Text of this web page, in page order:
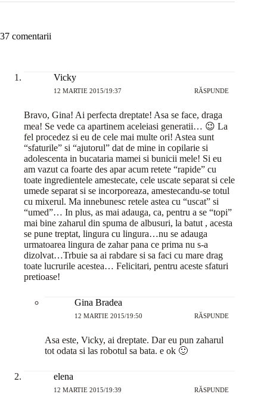
37 comentarii
Vicky
12 MARTIE 2015/19:37 RĂSPUNDE
Bravo, Gina! Ai perfecta dreptate! Asa se face, draga
mea! Se vede ca apartinem aceleiasi generatii… 😉 La
fel procedez si eu de cele mai multe ori! Astea sunt
“sfaturile” si “ajutorul” dat de mine in copilarie si
adolescenta in bucataria mamei si bunicii mele! Si eu
am vazut ca foarte des apar acum retete “rapide” cu
toate ingredientele amestecate, cele uscate separat si cele
umede separat si se incorporeaza, amestecandu-se totul
cu mixerul. Ma innebunesc retele astea cu “uscat” si
“umed”… In plus, as mai adauga, ca, pentru a se “topi”
mai bine zaharul din spuma de albusuri, la batut , acesta
se pune treptat, lingura cu lingura…nu se adauga
urmatoarea lingura de zahar pana ce prima nu s-a
dizolvat…Trbuie sa ai rabdare si sa faci cu mare drag
toate lucrurile acestea… Felicitari, pentru aceste sfaturi
pretioase!
Gina Bradea
12 MARTIE 2015/19:50 RĂSPUNDE
Asa este, Vicky, ai dreptate. Dar eu pun zaharul
tot odata si las robotul sa bata. e ok 🙂
elena
12 MARTIE 2015/19:39 RĂSPUNDE